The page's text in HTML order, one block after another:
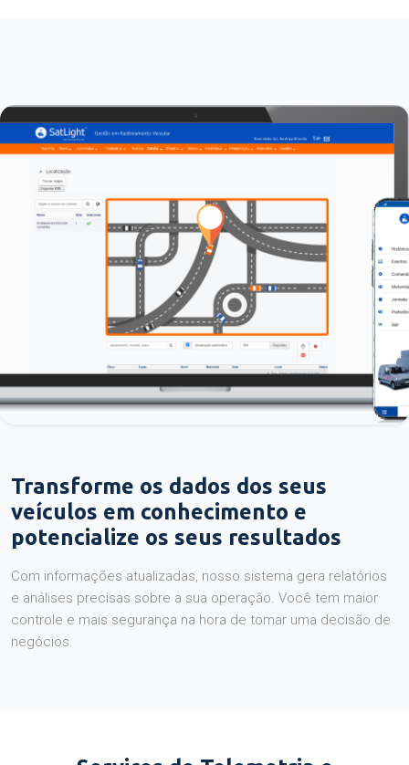
Transforme os dados dos seus
veículos em conhecimento e
potencialize os seus resultados
Com informações atualizadas, nosso sistema gera relatórios
e análises precisas sobre a sua operação. Você tem maior
controle e mais segurança na hora de tomar uma decisão de
negócios.